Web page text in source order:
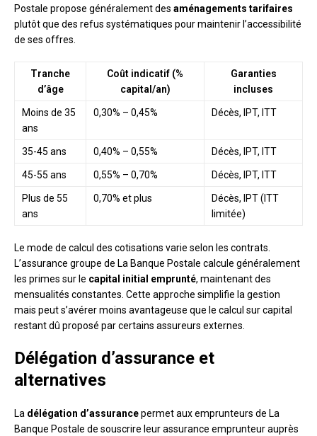
Postale propose généralement des aménagements tarifaires
plutôt que des refus systématiques pour maintenir l’accessibilité
de ses offres.
Tranche
d’âge
Coût indicatif (%
capital/an)
Garanties
incluses
Moins de 35
ans
0,30% – 0,45% Décès, IPT, ITT
35-45 ans 0,40% – 0,55% Décès, IPT, ITT
45-55 ans 0,55% – 0,70% Décès, IPT, ITT
Plus de 55
ans
0,70% et plus
Décès, IPT (ITT
limitée)
Le mode de calcul des cotisations varie selon les contrats.
L’assurance groupe de La Banque Postale calcule généralement
les primes sur le capital initial emprunté, maintenant des
mensualités constantes. Cette approche simplifie la gestion
mais peut s’avérer moins avantageuse que le calcul sur capital
restant dû proposé par certains assureurs externes.
Délégation d’assurance et
alternatives
La délégation d’assurancepermet aux emprunteurs de La
Banque Postale de souscrire leur assurance emprunteur auprès